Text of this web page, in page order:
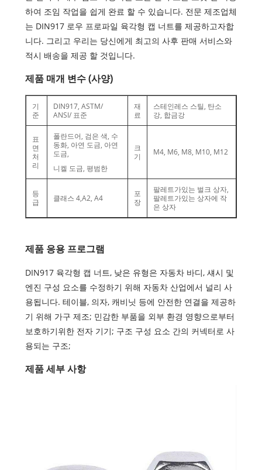
하여 조임 작업을 쉽게 완료 할 수 있습니다. 전문 제조업체
는 DIN917 로우 프로파일 육각형 캡 너트를 제공하고자합
니다. 그리고 우리는 당신에게 최고의 사후 판매 서비스와
적시 배송을 제공 할 것입니다.
제품 매개 변수 (사양)
기
준
DIN917, ASTM/
ANSI/ 표준
재
료
스테인레스 스틸, 탄소
강, 합금강
표
면
처
리
폴란드어, 검은 색, 수
동화, 아연 도금, 아연
도금,
니켈 도금, 평범한
크
기
M4, M6, M8, M10, M12
등
급
클래스 4,A2, A4
포
장
팔레트가있는 벌크 상자,
팔레트가있는 상자에 작
은 상자
제품 응용 프로그램
DIN917 육각형 캡 너트, 낮은 유형은 자동차 바디, 섀시 및
엔진 구성 요소를 수정하기 위해 자동차 산업에서 널리 사
용됩니다. 테이블, 의자, 캐비닛 등에 안전한 연결을 제공하
기 위해 가구 제조; 민감한 부품을 외부 환경 영향으로부터
보호하기위한 전자 기기; 구조 구성 요소 간의 커넥터로 사
용되는 구조;
제품 세부 사항